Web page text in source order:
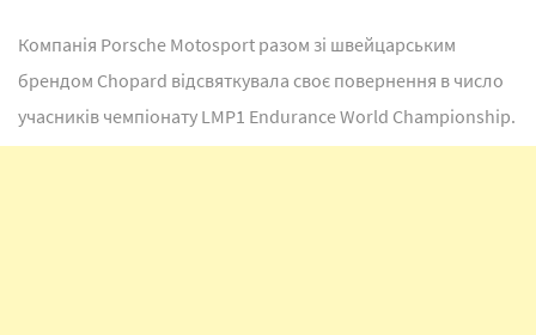
Компанія Porsche Motosport разом зі швейцарським
брендом Chopard відсвяткувала своє повернення в число
учасників чемпіонату LMP1 Endurance World Championship.